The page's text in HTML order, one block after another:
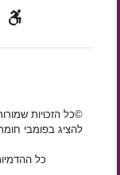
©כל הזכויות
להציג בפומבי
כל